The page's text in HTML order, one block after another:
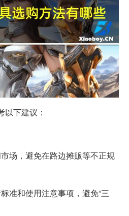
以下建议：
场，避免在路边摊贩等不正规
准和使用注意事项，避免“三